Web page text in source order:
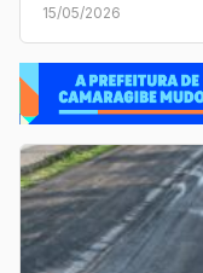
15/05/2026